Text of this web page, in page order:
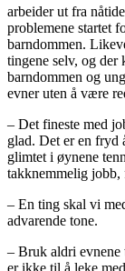
arbeider ut fra
problemene startet
barndommen.
tingene selv, og
barndommen og
evner uten å være
– Det fineste med
glad. Det er en fryd
glimtet i øynene
takknemmelig
– En ting skal vi
advarende tone.
– Bruk aldri
er ikke til å leke